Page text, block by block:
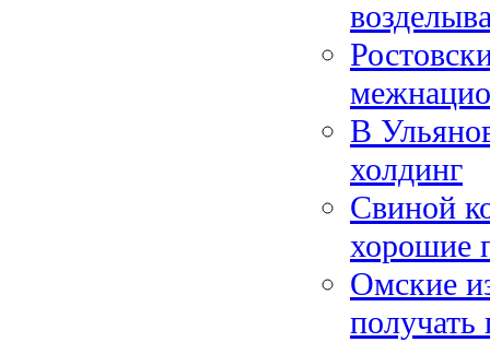
В
холдинг
Свиной
хорошие
Омские
получать